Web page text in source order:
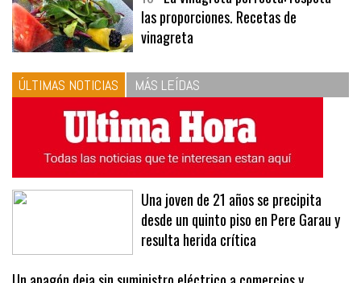
10La vinagreta perfecta: respeta
las proporciones. Recetas de
vinagreta
ÚLTIMAS NOTICIAS MÁS LEÍDAS
Una joven de 21 años se precipita
desde un quinto piso en Pere Garau y
resulta herida crítica